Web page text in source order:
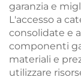
garanzia e
L'accesso a
consolidate e
componenti
materiali e
utilizzare